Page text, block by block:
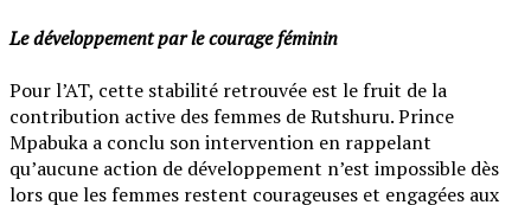
‎Le développement par le courage féminin
‎Pour l’AT, cette stabilité retrouvée est le fruit de la
contribution active des femmes de Rutshuru. Prince
Mpabuka a conclu son intervention en rappelant
qu’aucune action de développement n’est impossible dès
lors que les femmes restent courageuses et engagées aux